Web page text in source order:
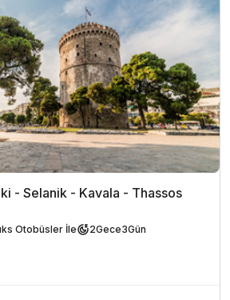
- Selanik - Kavala - Thassos
Otobüsler İle 2Gece3Gün